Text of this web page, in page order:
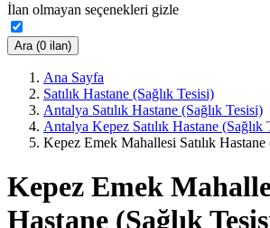
İlan olmayan seçenekleri gizle
Ara (0 ilan)
Ana Sayfa
Satılık Hastane (Sağlık Tesisi)
Antalya Satılık Hastane (Sağlık Tesisi)
Antalya Kepez Satılık Hastane (Sağlık
Kepez Emek Mahallesi Satılık Hastane
Kepez Emek
Hastane (Sağlık